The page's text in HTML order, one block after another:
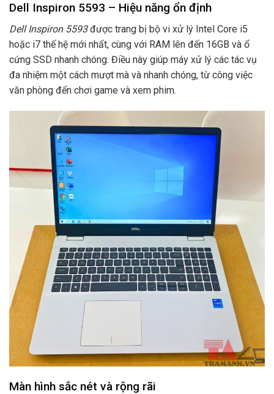
Dell Inspiron 5593 – Hiệu năng ổn định
Dell Inspiron 5593được trang bị bộ vi xử lý Intel Core i5
hoặc i7 thế hệ mới nhất, cùng với RAM lên đến 16GB và ổ
cứng SSD nhanh chóng. Điều này giúp máy xử lý các tác vụ
đa nhiệm một cách mượt mà và nhanh chóng, từ công việc
văn phòng đến chơi game và xem phim.
Màn hình sắc nét và rộng rãi